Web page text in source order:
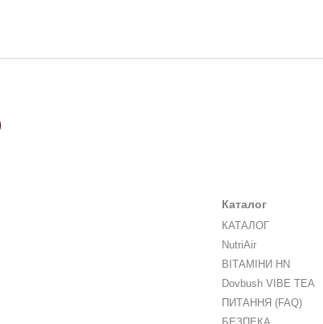
Каталог
КАТАЛОГ
NutriAir
ВІТАМІНИ HN
Dovbush VIBE TEA
ПИТАННЯ (FAQ)